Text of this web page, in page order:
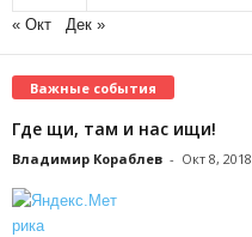
« Окт
Дек »
Важные события
Где щи, там и нас ищи!
Владимир Кораблев - Окт 8, 2018